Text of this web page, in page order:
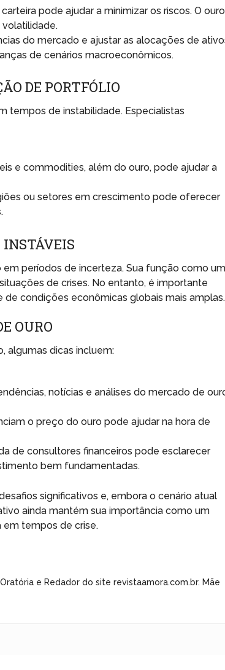
pode ajudar a minimizar os riscos. O ouro
do mercado e ajustar as alocações de
de cenários macroeconômicos.
DE PORTFÓLIO
tempos de instabilidade. Especialistas
e commodities, além do ouro, pode ajudar a
ou setores em crescimento pode oferecer
INSTÁVEIS
períodos de incerteza. Sua função como
de crises. No entanto, é importante
condições econômicas globais mais amplas.
OURO
algumas dicas incluem:
notícias e análises do mercado de
o preço do ouro pode ajudar na hora de
de consultores financeiros pode esclarecer
bem fundamentadas.
significativos e, embora o cenário atual
ainda mantém sua importância como um
tempos de crise.
e Redador do site revistaamora.com.br. Mãe